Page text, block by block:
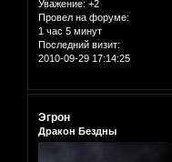
Уважение: +2
Провел на форуме:
1 час 5 минут
Последний визит:
2010-09-29 17:14:25
Эгрон
Дракон Бездны